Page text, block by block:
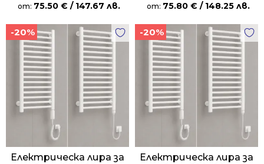
от: 75.50 € / 147.67 лв. от: 75.80 € / 148.25 лв.
-20%
Електрическа лира за
-20%
Електрическа лира за